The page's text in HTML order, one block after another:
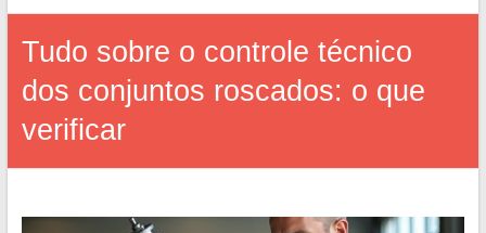
Tudo sobre o controle técnico
dos conjuntos roscados: o que
verificar